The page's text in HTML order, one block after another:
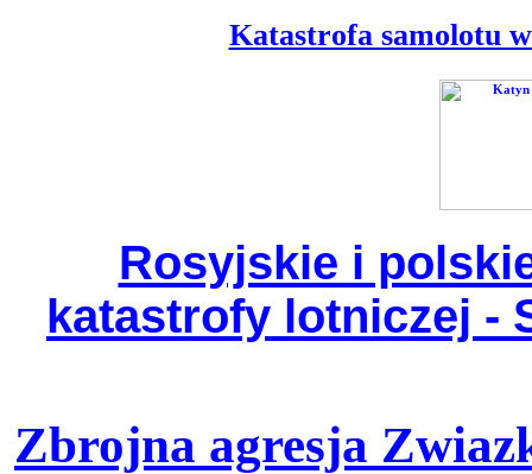
Katastrofa samolotu
Rosyjskie i
katastrofy lotniczej -
Zbrojna agresja